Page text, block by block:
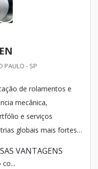
PAULO - SP
de rolamentos e
mecânica,
e serviços
globais mais fortes.
VANTAGENS